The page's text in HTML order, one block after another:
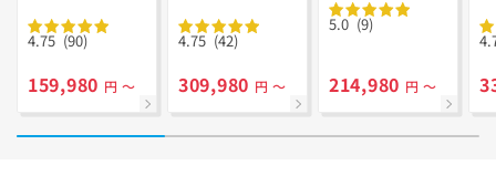
4.75 (90)
159,980 円 ～
4.75 (42)
309,980 円 ～
5.0 (9)
214,980 円 ～